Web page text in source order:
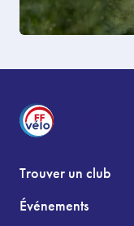
Trouver un club
Événements